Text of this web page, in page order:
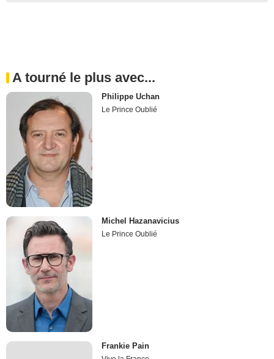
A tourné le plus avec...
Philippe Uchan
Le Prince Oublié
Michel Hazanavicius
Le Prince Oublié
Frankie Pain